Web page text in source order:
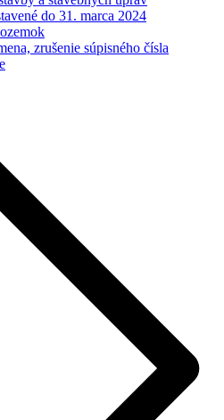
do 31. marca 2024
zrušenie súpisného čísla